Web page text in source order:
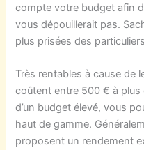
compte votre budget afin
vous dépouillerait pas.
plus prisées des
Très rentables à cause de
coûtent entre 500 € à
d’un budget élevé, vous
haut de gamme.
proposent un rendement